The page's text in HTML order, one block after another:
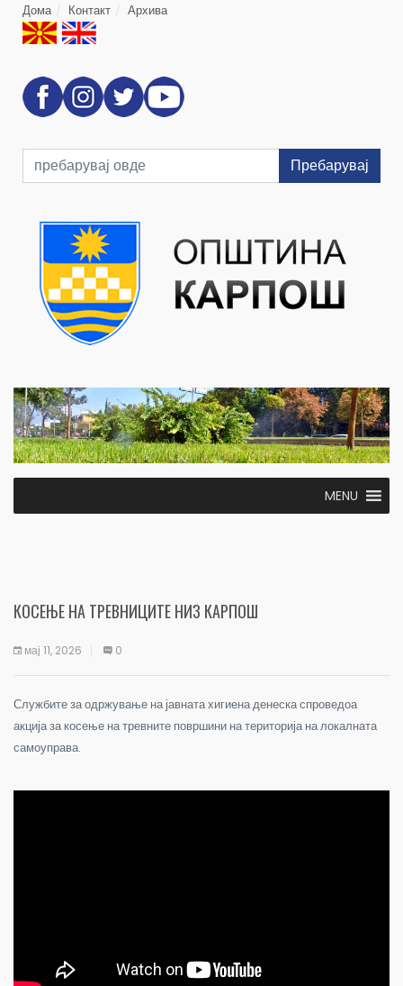
Дома Контакт Архива
Пребарувај
MENU
КОСЕЊЕ НА ТРЕВНИЦИТЕ НИЗ КАРПОШ
мај 11, 2026 0
Службите за одржување на јавната хигиена денеска спроведоа
акција закосење на тревните површини на територија на локалната
самоуправа.